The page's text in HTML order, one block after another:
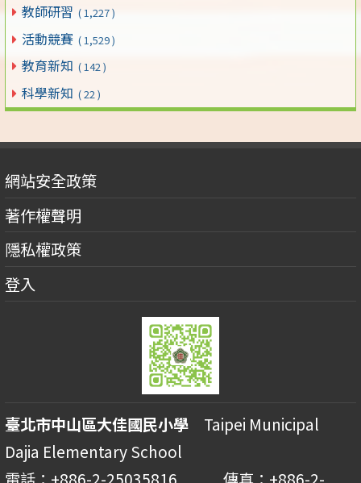
教師研習 ( 1,227 )
活動競賽 ( 1,529 )
教育新知 ( 142 )
科學新知 ( 22 )
網站安全政策
著作權聲明
隱私權政策
登入
臺北市中山區大佳國民小學 Taipei Municipal
Dajia Elementary School